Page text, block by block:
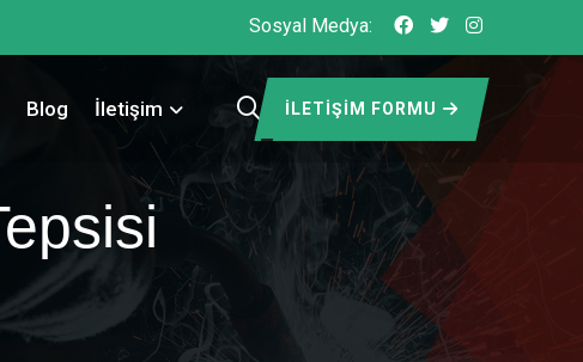
Sosyal Medya:
Blog İletişim İLETIŞIM FORMU